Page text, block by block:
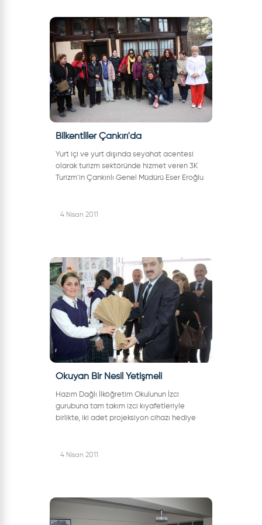
Bilkentliler Çankırı'da
Yurt içi ve yurt dışında seyahat acentesi
olarak turizm sektöründe hizmet veren 3K
Turizm´in Çankırılı Genel Müdürü Eser Eroğlu
4 Nisan 2011
Okuyan Bir Nesil Yetişmeli
Hazım Dağlı İlköğretim Okulunun İzci
gurubuna tam takım izci kıyafetleriyle
birlikte, iki adet projeksiyon cihazı hediye
4 Nisan 2011